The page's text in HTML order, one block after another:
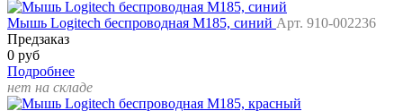
Мышь Logitech беспроводная M185, синий Арт. 910-002236
Предзаказ
0 руб
Подробнее
нет на складе